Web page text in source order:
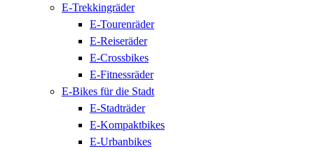
E-Trekkingräder
E-Tourenräder
E-Reiseräder
E-Crossbikes
E-Fitnessräder
E-Bikes für die Stadt
E-Stadträder
E-Kompaktbikes
E-Urbanbikes